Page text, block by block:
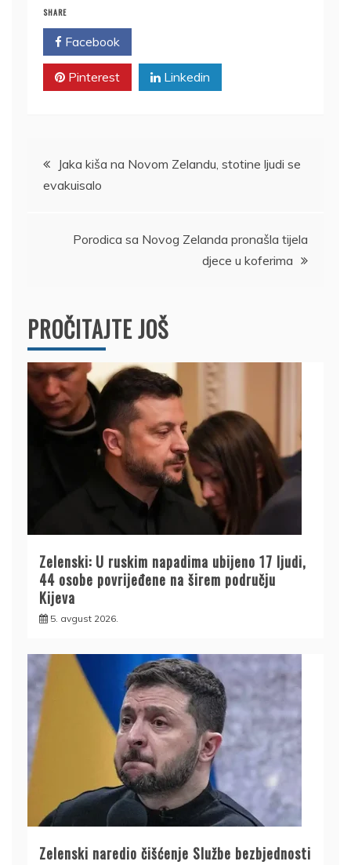
SHARE
Facebook
Pinterest Linkedin
Kretanje
članka
Jaka kiša na Novom Zelandu, stotine ljudi se
evakuisalo
Porodica sa Novog Zelanda pronašla tijela
djece u koferima
PROČITAJTE JOŠ
Zelenski: U ruskim napadima ubijeno 17 ljudi,
44 osobe povrijeđene na širem području
Kijeva
5. avgust 2026.
Zelenski naredio čišćenje Službe bezbjednosti